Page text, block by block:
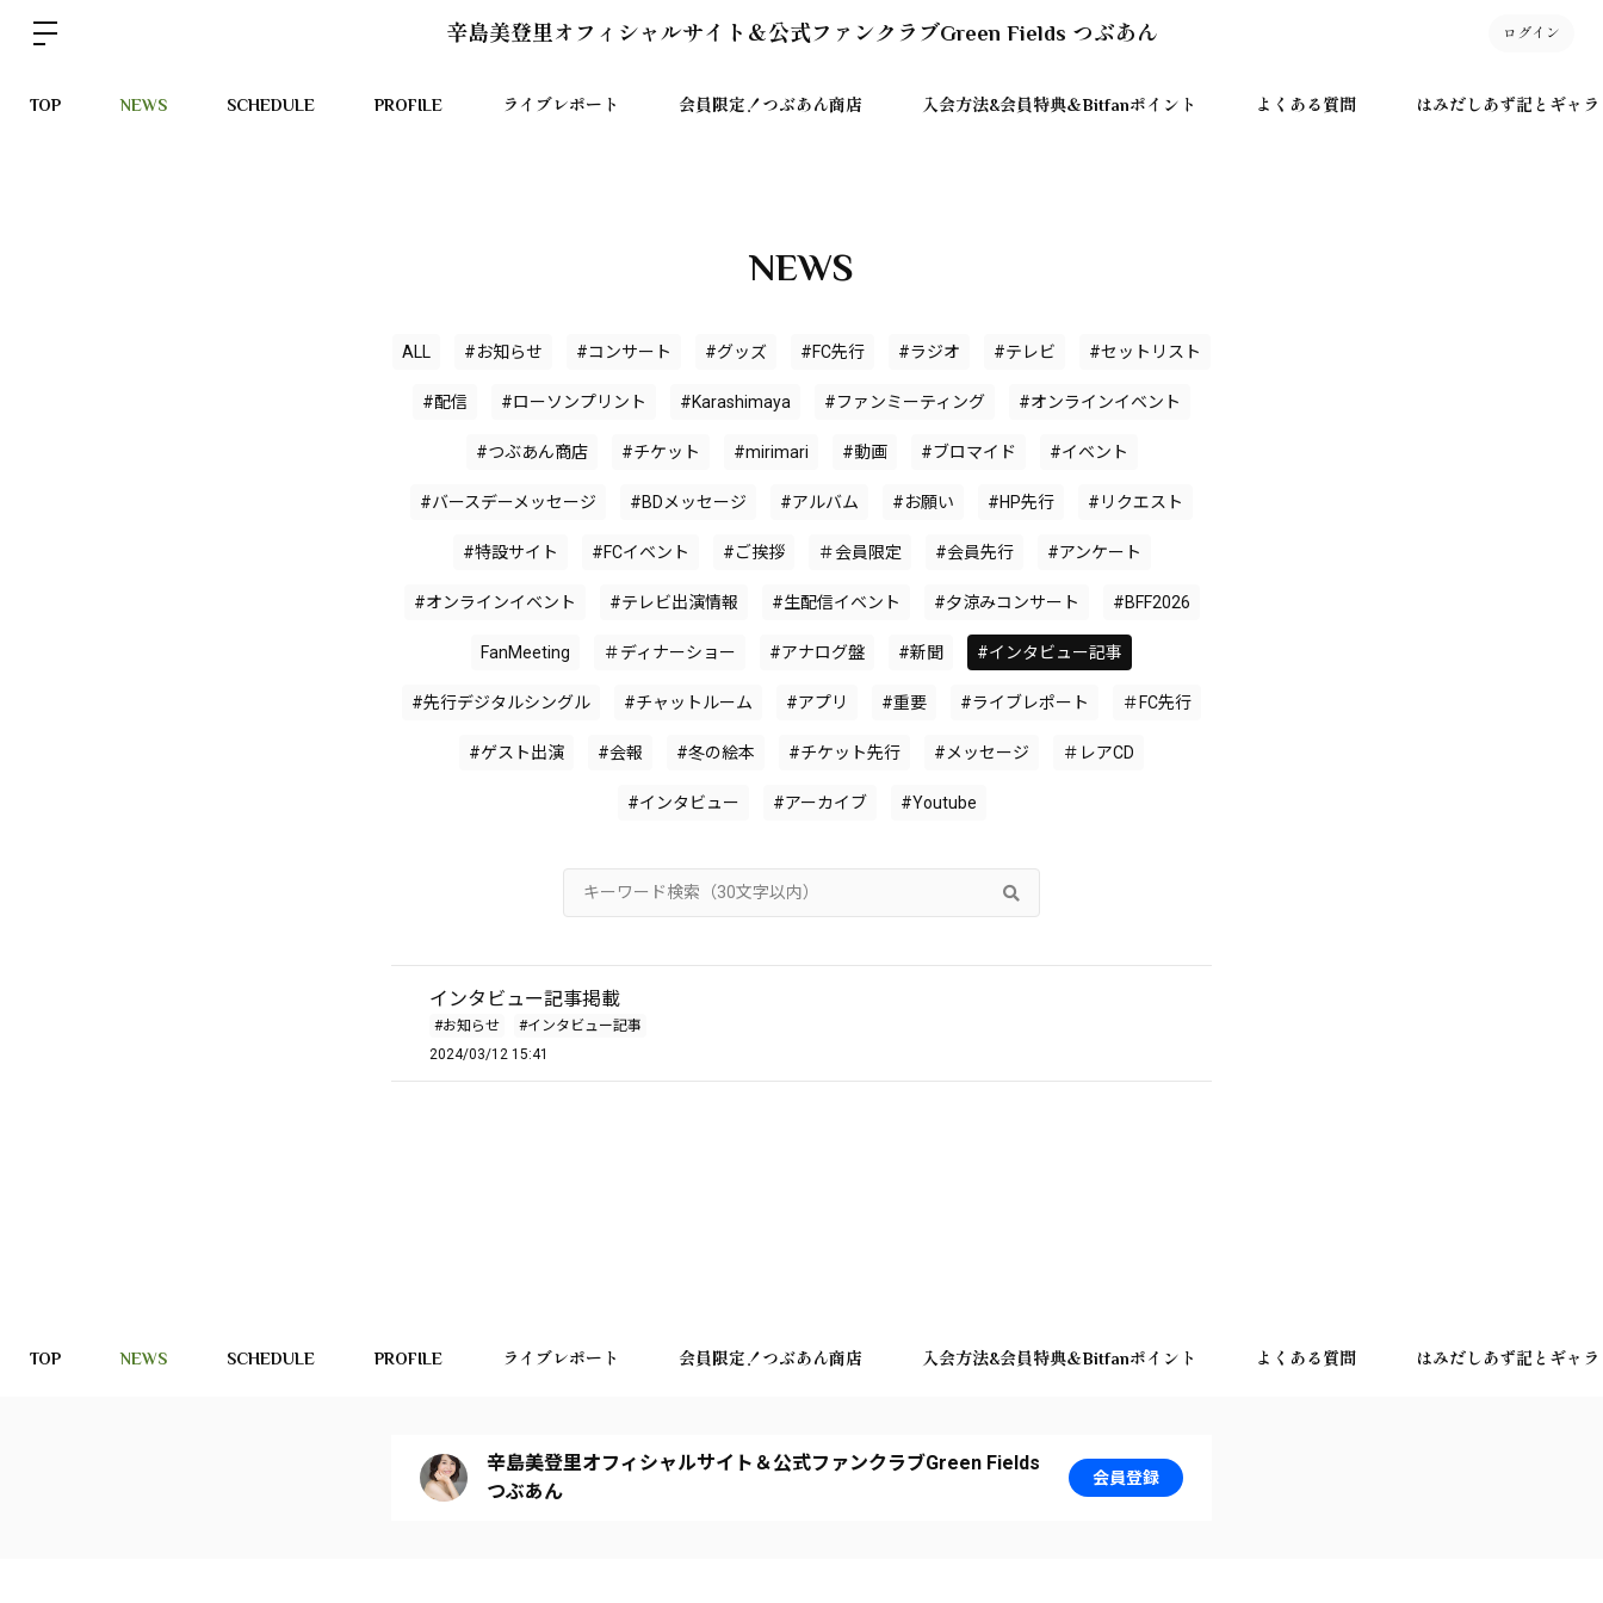
辛島美登里オフィシャルサイト＆公式ファンクラブGreen Fields つぶあん ログイン
TOP NEWS SCHEDULE PROFILE ライブレポート 会員限定！つぶあん商店 入会方法&会員特典＆Bitfanポイント よくある質問 はみだしあず記とギャ
NEWS
ALL #お知らせ #コンサート #グッズ #FC先行 #ラジオ #テレビ #セットリスト
#配信 #ローソンプリント #Karashimaya #ファンミーティング #オンラインイベント
#つぶあん商店 #チケット #mirimari #動画 #ブロマイド #イベント
#バースデーメッセージ #BDメッセージ #アルバム #お願い #HP先行 #リクエスト
#特設サイト #FCイベント #ご挨拶 ＃会員限定 #会員先行 #アンケート
#オンラインイベント #テレビ出演情報 #生配信イベント #夕涼みコンサート #BFF2026
FanMeeting ＃ディナーショー #アナログ盤 #新聞 #インタビュー記事
#先行デジタルシングル #チャットルーム #アプリ #重要 #ライブレポート ＃FC先行
#ゲスト出演 #会報 #冬の絵本 #チケット先行 #メッセージ ＃レアCD
#インタビュー #アーカイブ #Youtube
インタビュー記事掲載
#お知らせ
#インタビュー記事
2024/03/12 15:41
TOP NEWS SCHEDULE PROFILE ライブレポート 会員限定！つぶあん商店 入会方法&会員特典＆Bitfanポイント よくある質問 はみだしあず記とギャ
辛島美登里オフィシャルサイト＆公式ファンクラブGreen Fields
つぶあん
会員登録